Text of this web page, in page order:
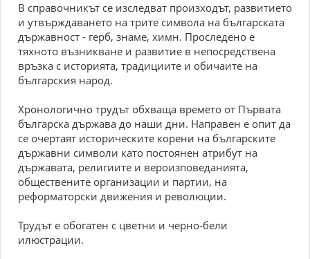
В справочникът се изследват произходът, развитието
и утвърждаването на трите символа на българската
държавност - герб, знаме, химн. Проследено е
тяхното възникване и развитие в непосредствена
връзка с историята, традициите и обичаите на
българския народ.
Хронологично трудът обхваща времето от Първата
българска държава до наши дни. Направен е опит да
се очертаят историческите корени на българските
държавни символи като постоянен атрибут на
държавата, религиите и вероизповеданията,
обществените организации и партии, на
реформаторски движения и революции.
Трудът е обогатен с цветни и черно-бели
илюстрации.